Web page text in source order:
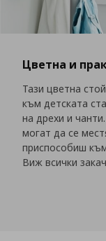
Цветна и
Тази цветна
към детската
на дрехи и
могат да се
приспособиш
Виж всички